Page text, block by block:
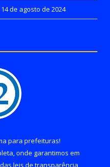
14 de agosto de 2024
para prefeituras!
onde garantimos em